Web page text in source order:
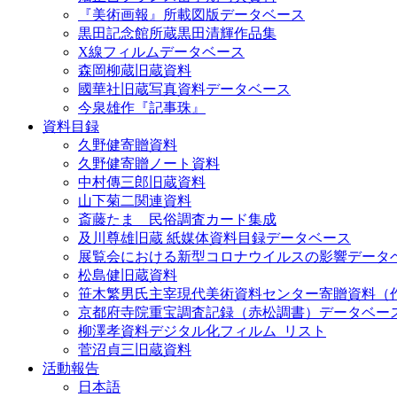
『美術画報』所載図版データベース
黒田記念館所蔵黒田清輝作品集
X線フィルムデータベース
森岡柳蔵旧蔵資料
國華社旧蔵写真資料データベース
今泉雄作『記事珠』
資料目録
久野健寄贈資料
久野健寄贈ノート資料
中村傳三郎旧蔵資料
山下菊二関連資料
斎藤たま 民俗調査カード集成
及川尊雄旧蔵 紙媒体資料目録データベース
展覧会における新型コロナウイルスの影響データ
松島健旧蔵資料
笹木繁男氏主宰現代美術資料センター寄贈資料（
京都府寺院重宝調査記録（赤松調書）データベー
柳澤孝資料デジタル化フィルム_リスト
菅沼貞三旧蔵資料
活動報告
日本語